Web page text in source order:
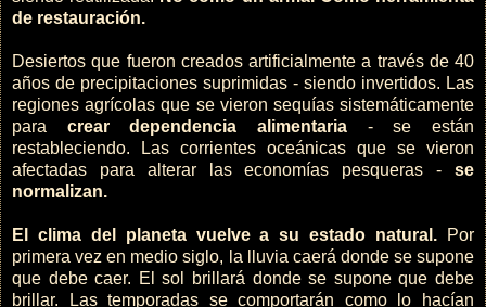
de restauración.
Desiertos que fueron creados artificialmente a través de 40
años de precipitaciones suprimidas - siendo invertidos. Las
regiones agrícolas que se vieron sequías sistemáticamente
para crear dependencia alimentaria - se están
restableciendo. Las corrientes oceánicas que se vieron
afectadas para alterar las economías pesqueras - se
normalizan.
El clima del planeta vuelve a su estado natural. Por
primera vez en medio siglo, la lluvia caerá donde se supone
que debe caer. El sol brillará donde se supone que debe
brillar. Las temporadas se comportarán como lo hacían